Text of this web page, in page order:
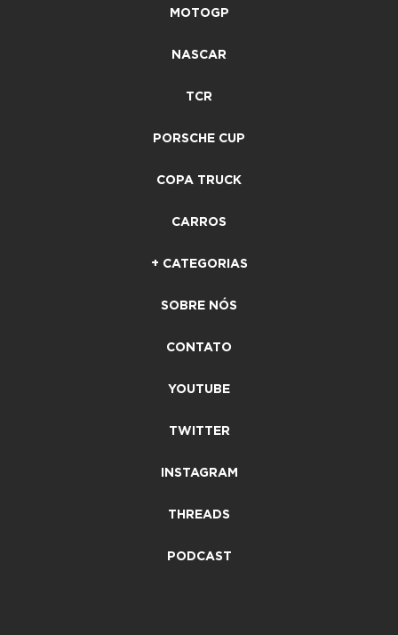
MOTOGP
NASCAR
TCR
PORSCHE CUP
COPA TRUCK
CARROS
+ CATEGORIAS
SOBRE NÓS
CONTATO
YOUTUBE
TWITTER
INSTAGRAM
THREADS
PODCAST